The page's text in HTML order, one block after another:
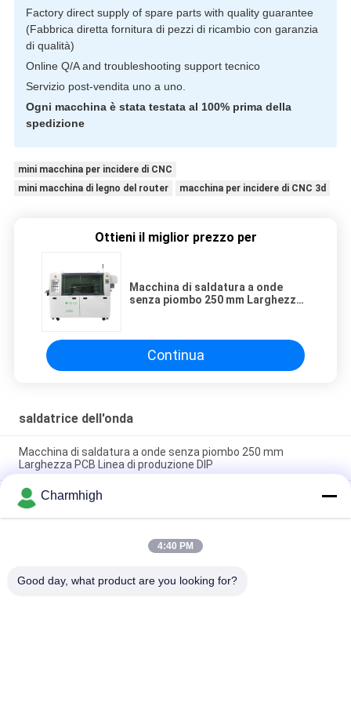
Factory direct supply of spare parts with quality guarantee
(Fabbrica diretta fornitura di pezzi di ricambio con garanzia
di qualità)
Online Q/A and troubleshooting support tecnico
Servizio post-vendita uno a uno.
Ogni macchina è stata testata al 100% prima della
spedizione
mini macchina per incidere di CNC
mini macchina di legno del router
macchina per incidere di CNC 3d
Ottieni il miglior prezzo per
Macchina di saldatura a onde
senza piombo 250 mm Larghezza
Continua
saldatrice dell'onda
Macchina di saldatura a onde senza piombo 250 mm
Larghezza PCB Linea di produzione DIP
Controllo PC Macchina di saldatura a onde senza piombo
PC250DS, PC300DS, PC350DS Per la linea di produzione PCB
DIP
Controllo PC industriale 200B macchina di saldatura a onda
Charmhigh
4:40 PM
Good day, what product are you looking for?